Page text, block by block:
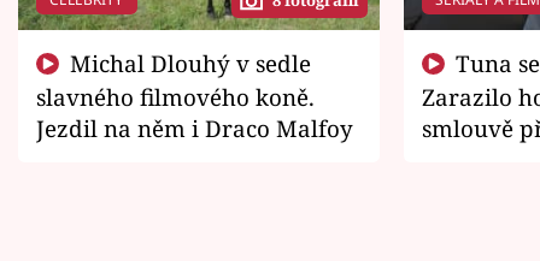
slavného filmového koně.
Jezdil na něm i Draco Malfoy
Zarazilo
smlouvě